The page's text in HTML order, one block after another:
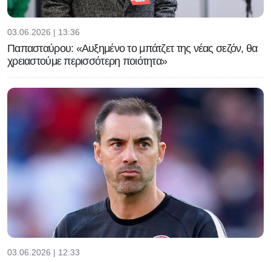
03.06.2026 | 13:36
Παπασταύρου: «Αυξημένο το μπάτζετ της νέας σεζόν, θα
χρειαστούμε περισσότερη ποιότητα»
03.06.2026 | 12:33